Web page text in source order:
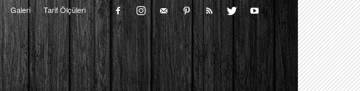
Galeri Tarif Ölçüleri